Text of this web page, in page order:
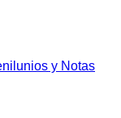
y Notas